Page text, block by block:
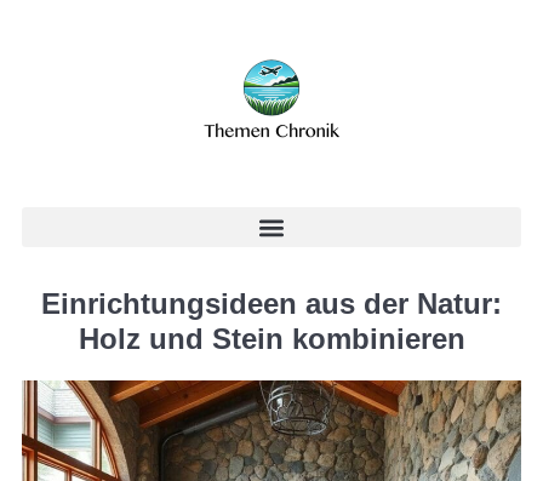
Einrichtungsideen aus der Natur:
Holz und Stein kombinieren